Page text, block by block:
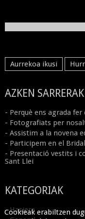
Aurrekoa ikusi
AZKEN SARRERAK
- Perquè ens agrada fer
- Fotografiats per
- Assistim a la novena
- Participem en el
- Presentació vestits i
Sant Llei
KATEGORIAK
- Hasiera
Cookieak erabiltzen